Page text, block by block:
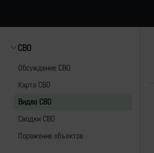
СВО
Обсуждение СВО
Карта СВО
Видео СВО
Cводки СВО
Поражение объектов